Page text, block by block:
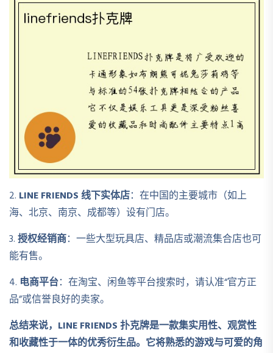
2. LINE FRIENDS 线下实体店：在中国的主要城市（如上
海、北京、南京、成都等）设有门店。
3.授权经销商：一些大型玩具店、精品店或潮流集合店也可
能有售。
4. 电商平台：在淘宝、闲鱼等平台搜索时，请认准“官方正
品”或信誉良好的卖家。
总结来说，LINE FRIENDS 扑克牌是一款集实用性、观赏性
和收藏性于一体的优秀衍生品。它将熟悉的游戏与可爱的角